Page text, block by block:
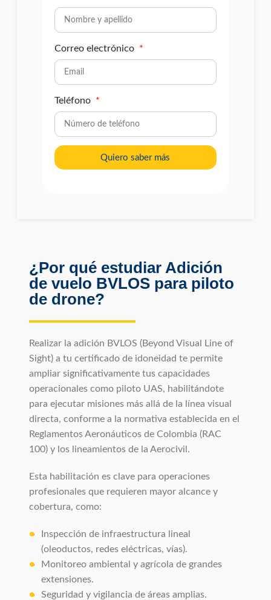
¿Por qué estudiar Adición
de vuelo BVLOS para piloto
de drone?
Realizar la adición BVLOS (Beyond Visual Line of
Sight) a tu certificado de idoneidad te permite
ampliar significativamente tus capacidades
operacionales como piloto UAS, habilitándote
para ejecutar misiones más allá de la línea visual
directa, conforme a la normativa establecida en el
Reglamentos Aeronáuticos de Colombia (RAC
100) y los lineamientos de la Aerocivil.
Esta habilitación es clave para operaciones
profesionales que requieren mayor alcance y
cobertura, como:
Inspección de infraestructura lineal
(oleoductos, redes eléctricas, vías).
Monitoreo ambiental y agrícola de grandes
extensiones.
Seguridad y vigilancia de áreas amplias.
Correo electrónico
Teléfono
Quiero saber más